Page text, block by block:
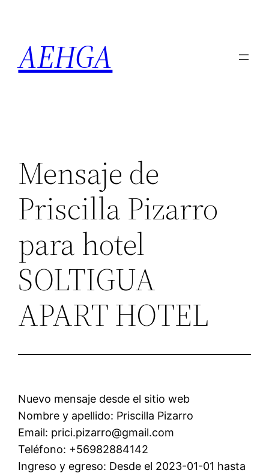
contenido
AEHGA
Mensaje de
Priscilla Pizarro
para hotel
SOLTIGUA
APART HOTEL
Nuevo mensaje desde el sitio web
Nombre y apellido: Priscilla Pizarro
Email: prici.pizarro@gmail.com
Teléfono: +56982884142
Ingreso y egreso: Desde el 2023-01-01 hasta